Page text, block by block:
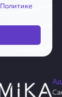
Политике